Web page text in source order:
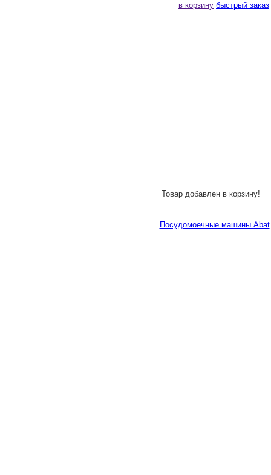
в корзину быстрый заказ
Товар добавлен в корзину!
Посудомоечные машины Abat